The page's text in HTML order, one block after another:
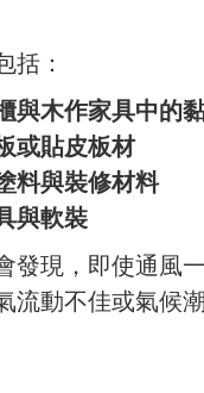
括：
與木作家具中的
或貼皮板材
料與裝修材料
與軟裝
發現，即使通風
流動不佳或氣候